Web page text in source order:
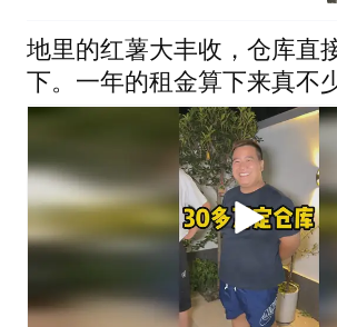
地里的红薯大丰收，仓库直
下。一年的租金算下来真不
伴商量商量。好在咱们种的
后经常要存放货物是刚需